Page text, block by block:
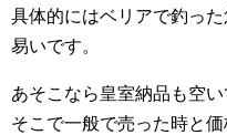
具体的にはベリアで釣っ
易いです。
あそこなら皇室納品も空い
そこで一般で売った時と